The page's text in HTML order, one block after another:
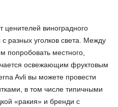
ценителей виноградного
разных уголков света. Между
попробовать местного,
освежающим фруктовым
Avli вы можете провести
в том числе типичными
«ракия» и бренди с